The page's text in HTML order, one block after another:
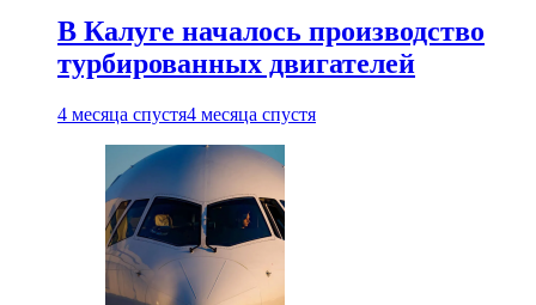
В Калуге началось производство
турбированных двигателей
4 месяца спустя4 месяца спустя